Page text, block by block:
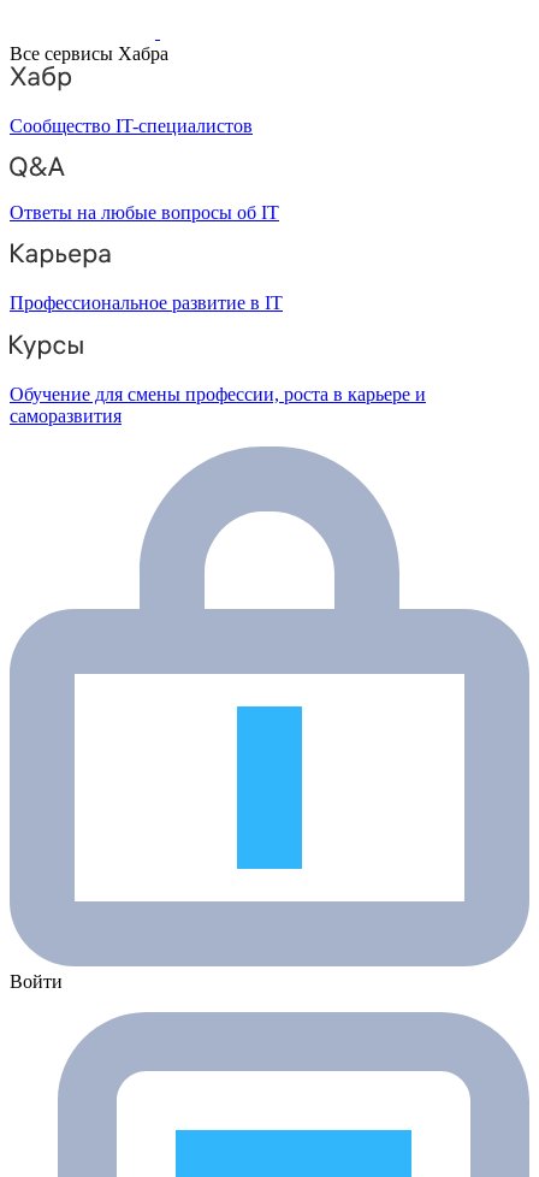
Все сервисы Хабра
Сообщество IT-специалистов
Ответы на любые вопросы об IT
Профессиональное развитие в IT
Обучение для смены профессии, роста в карьере и
саморазвития
Войти